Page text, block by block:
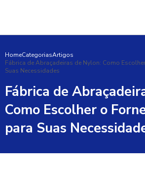
HomeCategoriasArtigos
Fábrica de Abraçadeiras de Nylon: Como
Suas Necessidades
Fábrica de
Como Escolher o
para Suas